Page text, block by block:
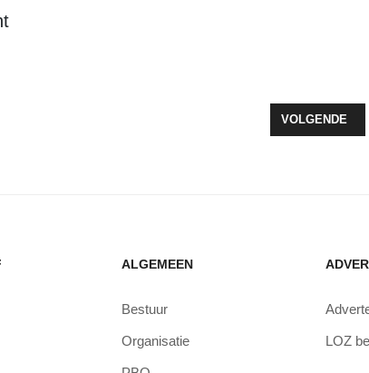
VERVOER! VOLGENDE
VOLGENDE
ALGEMEEN
Bestuur
Organisatie LOZ